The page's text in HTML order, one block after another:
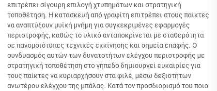
επιτρέπει σίγουρη επιλογή χτυπημάτων και στρατηγική
τοποθέτηση. Η κατασκευή από γραφίτη επιτρέπει στους παίκτες
να αναπτύξουν μυϊκή μνήμη για συγκεκριμένες εφαρμογές
περιστροφής, καθώς το υλικό ανταποκρίνεται με σταθερότητα
σε πανομοιότυπες τεχνικές εκκίνησης και σημεία επαφής. Ο
συνδυασμός αυτών των δυνατοτήτων ελέγχου περιστροφής με
στρατηγική τοποθέτηση στο γήπεδο δημιουργεί ευκαιρίες για
τους παίκτες να κυριαρχήσουν στα φιλέ, μέσω δεξιοτήτων
ανωτέρου ελέγχου της μπάλας. Κατά τον προσδιορισμό του ποιο